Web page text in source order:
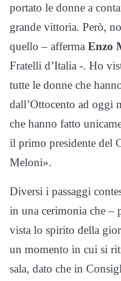
portato le donne a
grande vittoria. Però,
quello – afferma Enzo
Fratelli d’Italia -. Ho
tutte le donne che
dall’Ottocento ad oggi
che hanno fatto
il primo presidente del
Meloni».
Diversi i passaggi
in una cerimonia che –
vista lo spirito della
un momento in cui si
sala, dato che in